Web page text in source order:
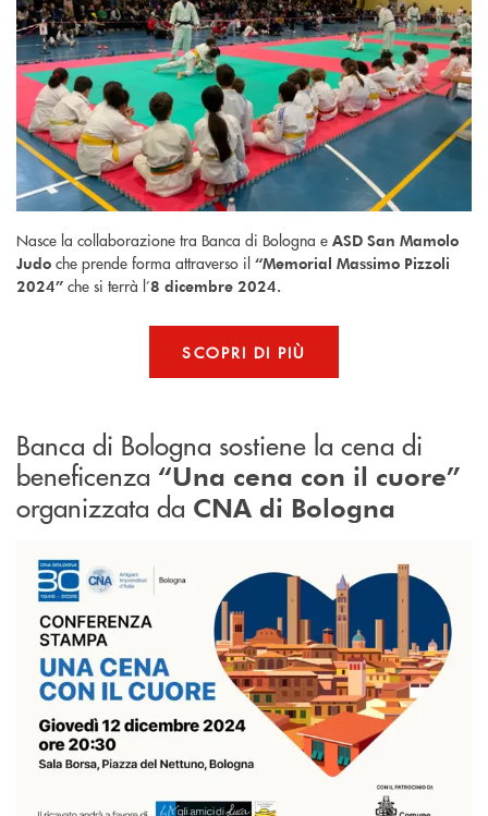
Nasce la collaborazione tra Banca di Bologna e ASD San Mamolo
Judo che prende forma attraverso il “Memorial Massimo Pizzoli
2024” che si terrà l’8 dicembre 2024.
SCOPRI DI PIÙ
Banca di Bologna sostiene la cena di
beneficenza “Una cena con il cuore”
organizzata da CNA di Bologna